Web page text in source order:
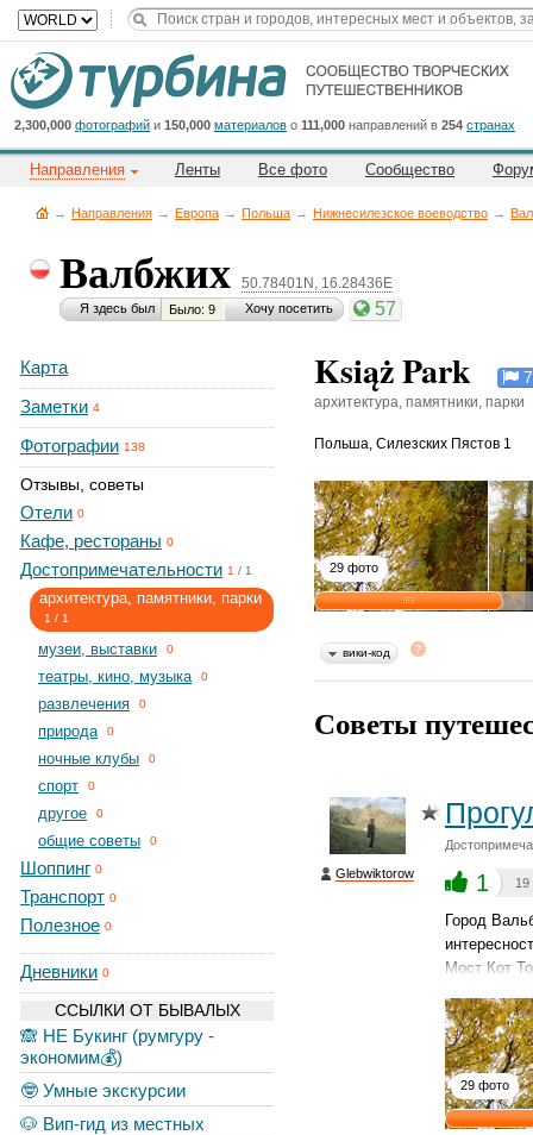
2,300,000 фотографий и 150,000 материалов о 111,000 направлений в 254 странах
Направления Ленты Все фото Сообщество
→ Направления → Европа → Польша → Нижнесилезское воеводство →
Валбжих 50.78401N, 16.28436E
Я здесь был Было: 9 Хочу посетить 57
Карта
Заметки 4
Фотографии 138
Отзывы, советы
Отели 0
Кафе, рестораны 0
Достопримечательности 1 / 1
архитектура, памятники, парки
1 / 1
музеи, выставки 0
театры, кино, музыка 0
развлечения 0
природа 0
ночные клубы 0
спорт 0
другое 0
общие советы 0
Шоппинг 0
Транспорт 0
Полезное 0
Дневники 0
ССЫЛКИ ОТ БЫВАЛЫХ
🙈 НЕ Букинг (румгуру -
экономим💰)
🤓 Умные экскурсии
🐶 Вип-гид из местных
Książ Park 7
архитектура, памятники, парки
Польша, Силезских Пястов 1
29 фото
вики-код
Советы
Glebwiktorow 1 19
Город
Мост Кот
29 фото
Cейчас
на
сайте:
Title
Button